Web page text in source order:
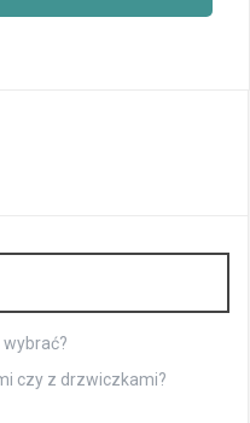
czy z drzwiczkami?